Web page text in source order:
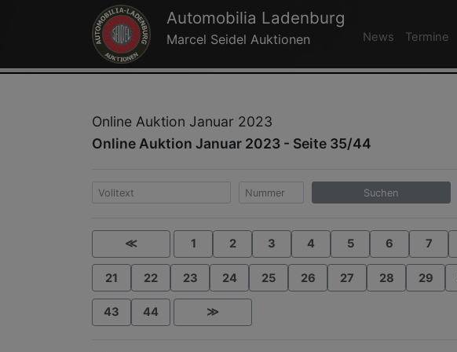
Automobilia Ladenburg
Marcel Seidel Auktionen News Termine
Online Auktion Januar 2023
Online Auktion Januar 2023 - Seite 35/44
Suchen
≪ 1 2 3 4 5 6 7
21 22 23 24 25 26 27 28 29
43 44 ≫